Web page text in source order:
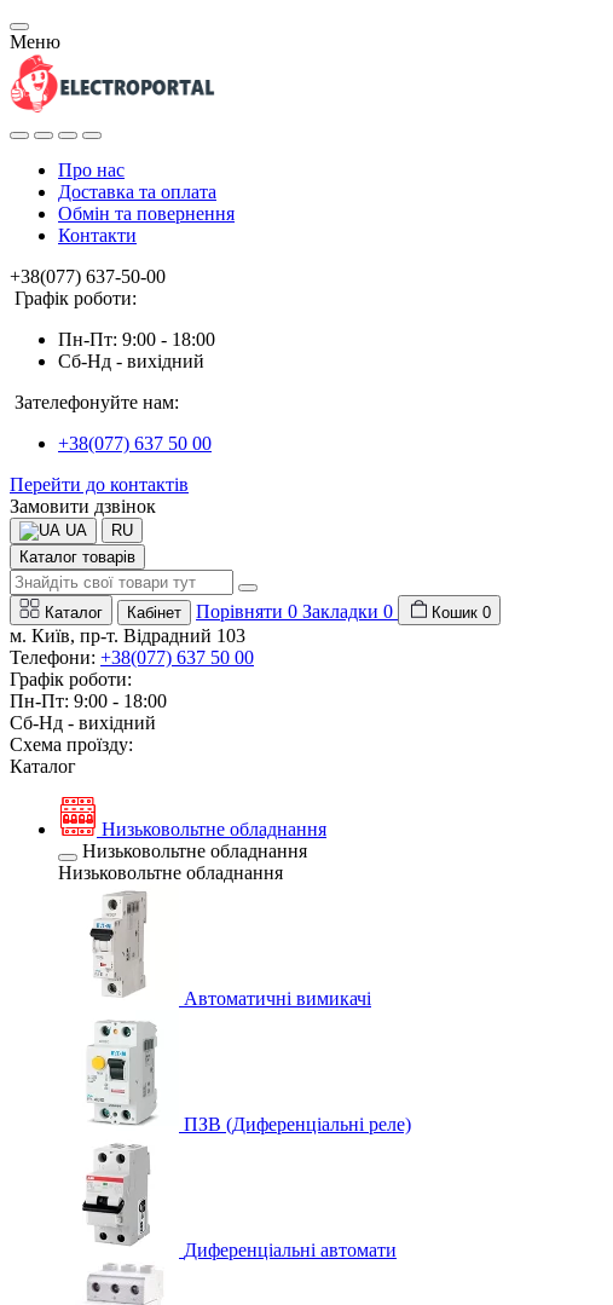
Меню
Про нас
Доставка та оплата
Обмін та повернення
Контакти
+38(077) 637-50-00
Графік роботи:
Пн-Пт: 9:00 - 18:00
Сб-Нд - вихідний
Зателефонуйте нам:
+38(077) 637 50 00
Перейти до контактів
Замовити дзвінок
UA
RU
Каталог товарів
Каталог Кабінет Порівняти 0 Закладки 0 Кошик 0
м. Київ, пр-т. Відрадний 103
Телефони: +38(077) 637 50 00
Графік роботи:
Пн-Пт: 9:00 - 18:00
Сб-Нд - вихідний
Схема проїзду:
Каталог
Низьковольтне обладнання
Низьковольтне обладнання
Низьковольтне обладнання
Автоматичні вимикачі
ПЗВ (Диференціальні реле)
Диференціальні автомати